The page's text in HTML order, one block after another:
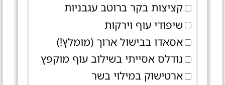
קציצות בקר ברוטב עגבניות
שיפודי עוף וירקות
אסאדו בבישול ארוך (מומלץ!)
נודלס אסייתי בשילוב עוף מוקפץ
ארטישוק במילוי בשר